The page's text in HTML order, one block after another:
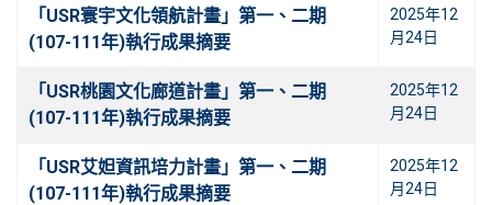
「USR寰宇文化領航計畫」第一、二期
(107-111年)執行成果摘要
2025年12
月24日
「USR桃園文化廊道計畫」第一、二期
(107-111年)執行成果摘要
2025年12
月24日
「USR艾妲資訊培力計畫」第一、二期
(107-111年)執行成果摘要
2025年12
月24日